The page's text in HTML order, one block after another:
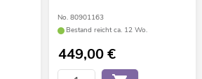
No. 80901163
Bestand reicht ca. 12 Wo.
449,00€